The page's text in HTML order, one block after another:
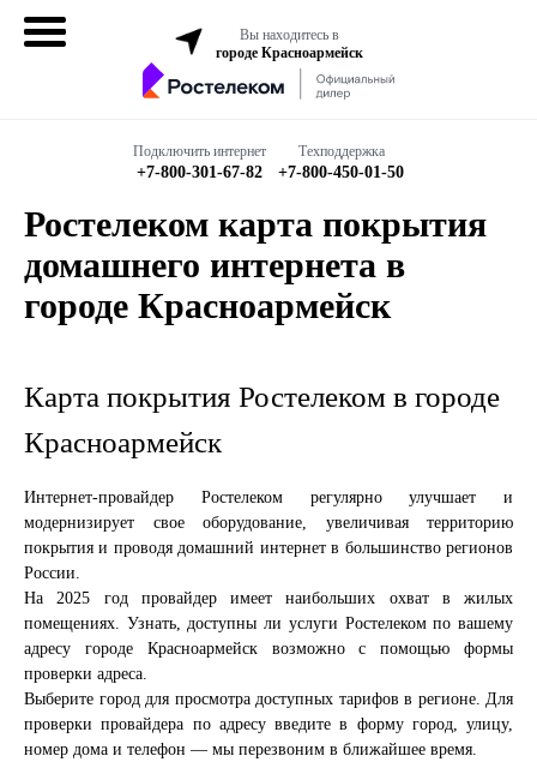
Вы находитесь в
городе Красноармейск
Подключить интернет
+7-800-301-67-82
Техподдержка
+7-800-450-01-50
Все в одном
Все тарифы
Подключить
Ростелеком карта покрытия
домашнего интернета в
городе Красноармейск
Карта покрытия Ростелеком в городе
Красноармейск
Интернет-провайдер Ростелеком регулярно улучшает и
модернизирует свое оборудование, увеличивая территорию
покрытия и проводя домашний интернет в большинство регионов
России.
На 2025 год провайдер имеет наибольших охват в жилых
помещениях. Узнать, доступны ли услуги Ростелеком по вашему
адресу городе Красноармейск возможно с помощью формы
проверки адреса.
Выберите город для просмотра доступных тарифов в регионе. Для
проверки провайдера по адресу введите в форму город, улицу,
номер дома и телефон — мы перезвоним в ближайшее время.